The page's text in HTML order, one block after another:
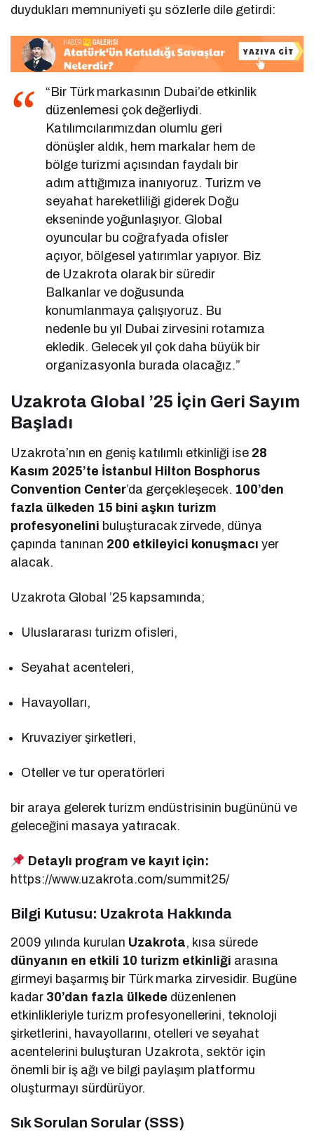
duydukları memnuniyeti şu sözlerle dile getirdi:
“Bir Türk markasının Dubai’de etkinlik
düzenlemesi çok değerliydi.
Katılımcılarımızdan olumlu geri
dönüşler aldık, hem markalar hem de
bölge turizmi açısından faydalı bir
adım attığımıza inanıyoruz. Turizm ve
seyahat hareketliliği giderek Doğu
ekseninde yoğunlaşıyor. Global
oyuncular bu coğrafyada ofisler
açıyor, bölgesel yatırımlar yapıyor. Biz
de Uzakrota olarak bir süredir
Balkanlar ve doğusunda
konumlanmaya çalışıyoruz. Bu
nedenle bu yıl Dubai zirvesini rotamıza
ekledik. Gelecek yıl çok daha büyük bir
organizasyonla burada olacağız.”
Uzakrota Global ’25 İçin Geri Sayım
Başladı
Uzakrota’nın en geniş katılımlı etkinliği ise 28
Kasım 2025’te İstanbul Hilton Bosphorus
Convention Center’da gerçekleşecek. 100’den
fazla ülkeden 15 bini aşkın turizm
profesyonelini buluşturacak zirvede, dünya
çapında tanınan 200 etkileyici konuşmacı yer
alacak.
Uzakrota Global ’25 kapsamında;
Uluslararası turizm ofisleri,
Seyahat acenteleri,
Havayolları,
Kruvaziyer şirketleri,
Oteller ve tur operatörleri
bir araya gelerek turizm endüstrisinin bugününü ve
geleceğini masaya yatıracak.
Detaylı program ve kayıt için:
https://www.uzakrota.com/summit25/
Bilgi Kutusu: Uzakrota Hakkında
2009 yılında kurulan Uzakrota, kısa sürede
dünyanın en etkili 10 turizm etkinliği arasına
girmeyi başarmış bir Türk marka zirvesidir. Bugüne
kadar 30’dan fazla ülkede düzenlenen
etkinlikleriyle turizm profesyonellerini, teknoloji
şirketlerini, havayollarını, otelleri ve seyahat
acentelerini buluşturan Uzakrota, sektör için
önemli bir iş ağı ve bilgi paylaşım platformu
oluşturmayı sürdürüyor.
Sık Sorulan Sorular (SSS)